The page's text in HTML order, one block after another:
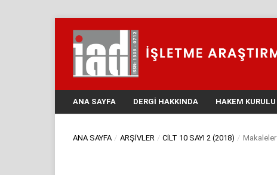
ANA SAYFA DERGI HAKKINDA HAKEM KURULU
ANA SAYFA / ARŞIVLER / CILT 10 SAYI 2 (2018) / Makaleler